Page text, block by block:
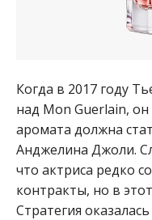
Когда в 2017 году
над Mon Guerlain,
аромата должна
Анджелина Джоли.
что актриса редко
контракты, но в
Стратегия